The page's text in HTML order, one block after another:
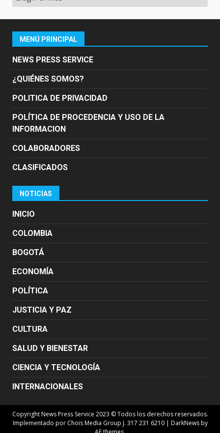
MENÚ PRINCIPAL
NEWS PRESS SERVICE
¿QUIÉNES SOMOS?
POLITICA DE PRIVACIDAD
POLÍTICA DE PROCEDENCIA Y USO DE LA
INFORMACION
COLABORADORES
CLASIFICADOS
NOTICIAS
INICIO
COLOMBIA
BOGOTÁ
ECONOMÍA
POLÍTICA
JUSTICIA Y PAZ
CULTURA
SALUD Y BIENESTAR
CIENCIA Y TECNOLOGÍA
INTERNACIONALES
Copyright News Press Service 2023 © Todos los derechos reservados.
Implementado por Chois Media Group J. 317 231 6210
DarkNewsby